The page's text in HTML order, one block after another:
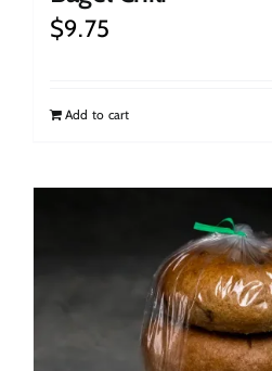
$9.75
Add to cart